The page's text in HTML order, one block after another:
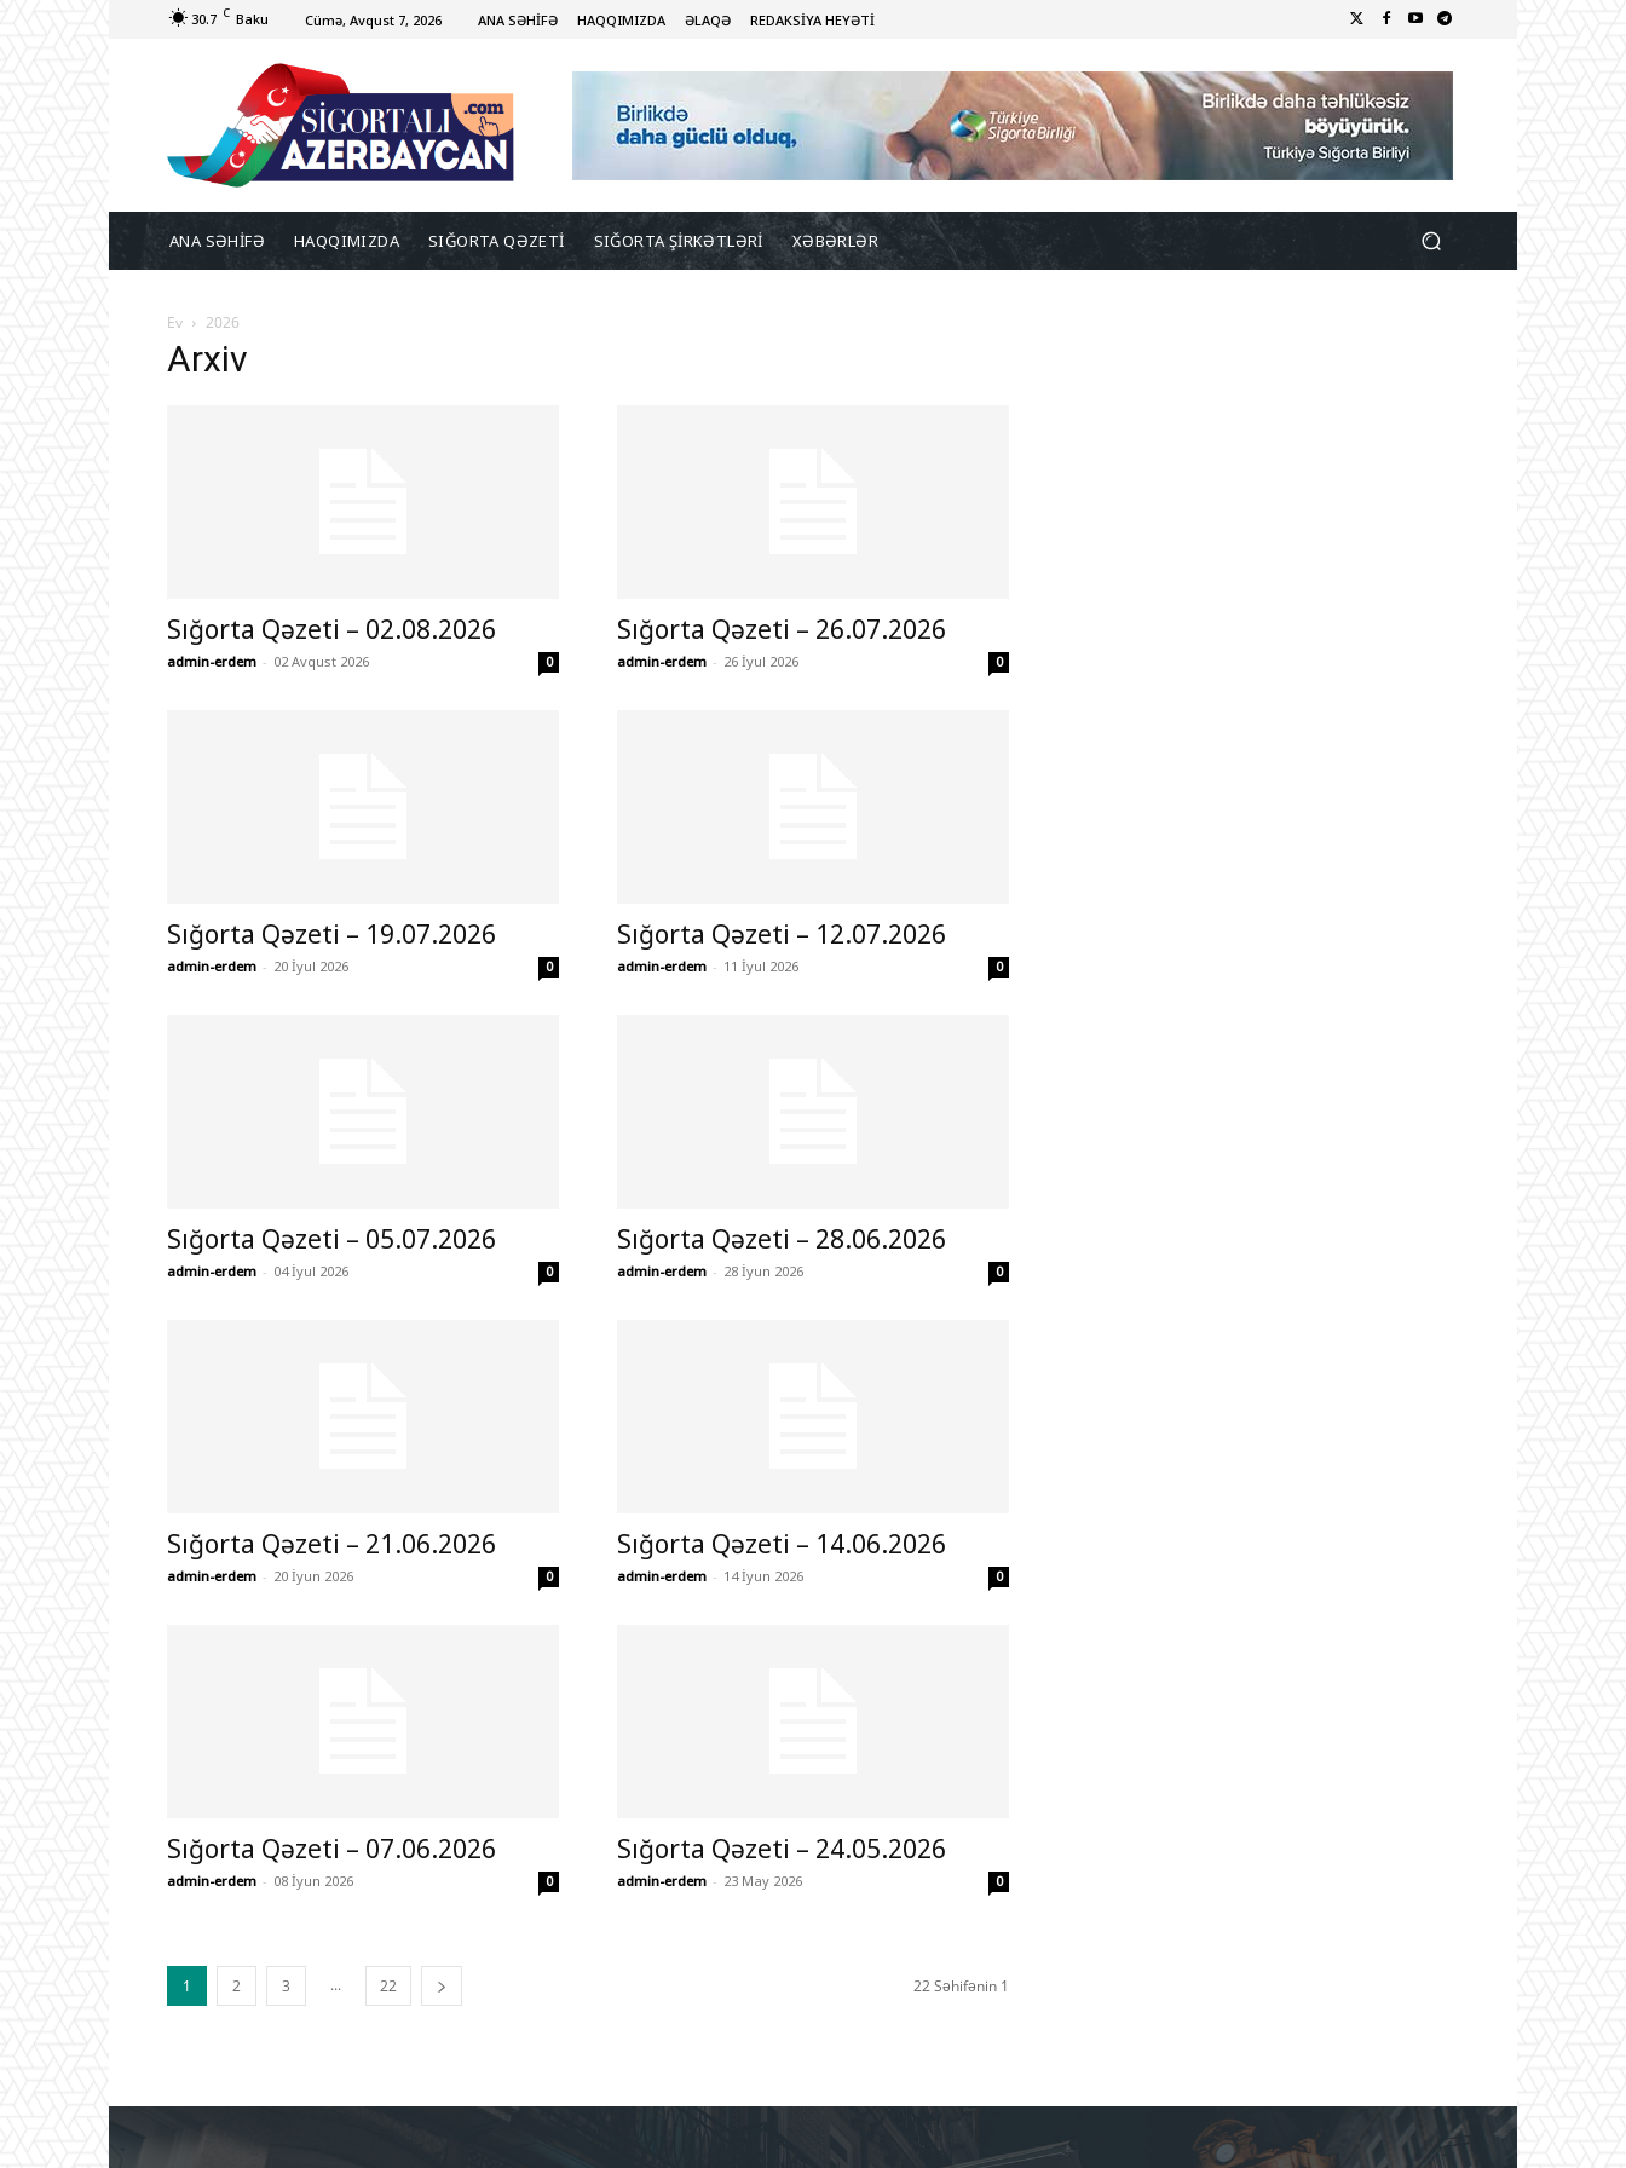
30.7 C Baku Cümə, Avqust 7, 2026 ANA SƏHİFƏ HAQQIMIZDA ƏLAQƏ REDAKSİYA HEYƏTİ
ANA SƏHİFƏ HAQQIMIZDA SIĞORTA QƏZETİ SIĞORTA ŞİRKƏTLƏRİ XƏBƏRLƏR
Ev 2026
Arxiv
Sığorta Qəzeti – 02.08.2026
admin-erdem - 02 Avqust 2026 0
Sığorta Qəzeti – 26.07.2026
admin-erdem - 26 İyul 2026 0
Sığorta Qəzeti – 19.07.2026
admin-erdem - 20 İyul 2026 0
Sığorta Qəzeti – 12.07.2026
admin-erdem - 11 İyul 2026 0
Sığorta Qəzeti – 05.07.2026
admin-erdem - 04 İyul 2026 0
Sığorta Qəzeti – 28.06.2026
admin-erdem - 28 İyun 2026 0
Sığorta Qəzeti – 21.06.2026
admin-erdem - 20 İyun 2026 0
Sığorta Qəzeti – 14.06.2026
admin-erdem - 14 İyun 2026 0
Sığorta Qəzeti – 07.06.2026
admin-erdem - 08 İyun 2026 0
Sığorta Qəzeti – 24.05.2026
admin-erdem - 23 May 2026 0
1 2 3 ... 22 22 Səhifənin 1